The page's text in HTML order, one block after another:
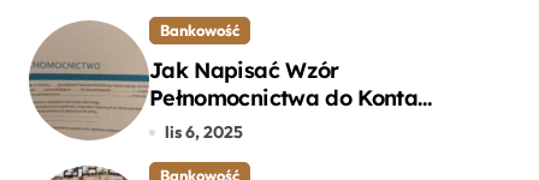
Bankowość
Jak Napisać Wzór
Pełnomocnictwa do Konta
Bankowego – Praktyczny
lis 6, 2025
Bankowość